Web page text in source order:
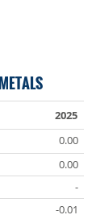
2025
0.00
0.00
-
-0.01